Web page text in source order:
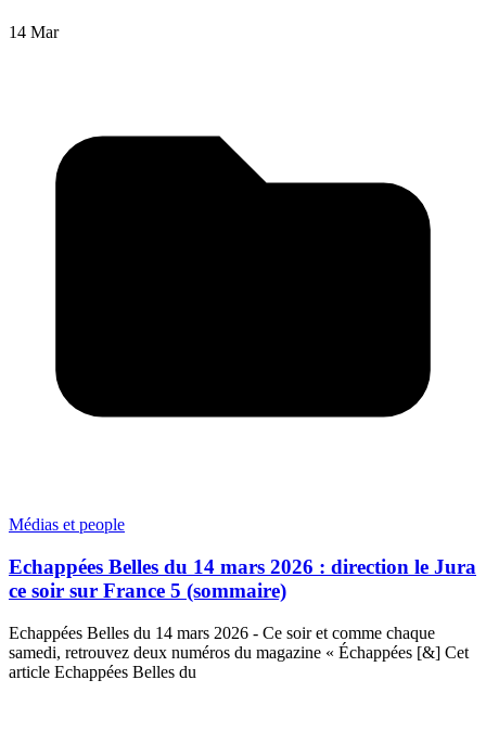
14 Mar
Médias et people
Echappées Belles du 14 mars 2026 : direction le Jura
ce soir sur France 5 (sommaire)
Echappées Belles du 14 mars 2026 - Ce soir et comme chaque
samedi, retrouvez deux numéros du magazine « Échappées [&] Cet
article Echappées Belles du